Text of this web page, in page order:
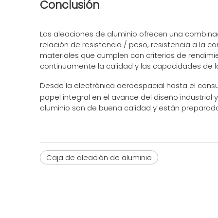
Conclusión
Las aleaciones de aluminio ofrecen una
relación de resistencia / peso, resistencia a la
materiales que cumplen con criterios de
continuamente la calidad y las capacidades de
Desde la electrónica aeroespacial hasta el
papel integral en el avance del diseño industrial
aluminio son de buena calidad y están
Caja de aleación de aluminio